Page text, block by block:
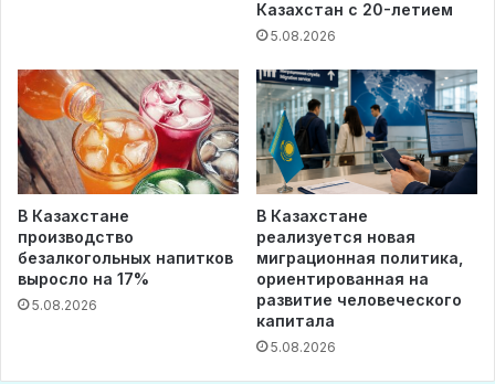
Казахстан с 20-летием
5.08.2026
В Казахстане
производство
безалкогольных напитков
выросло на 17%
5.08.2026
В Казахстане
реализуется новая
миграционная политика,
ориентированная на
развитие человеческого
капитала
5.08.2026